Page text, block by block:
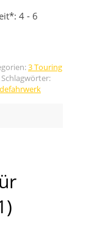
4 - 6
3 Touring
Schlagwörter: